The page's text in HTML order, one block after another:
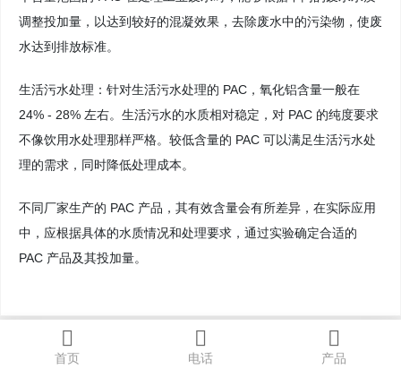
调整投加量，以达到较好的混凝效果，去除废水中的污染物，使废
水达到排放标准。
生活污水处理：针对生活污水处理的 PAC，氧化铝含量一般在
24% - 28% 左右。生活污水的水质相对稳定，对 PAC 的纯度要求
不像饮用水处理那样严格。较低含量的 PAC 可以满足生活污水处
理的需求，同时降低处理成本。
不同厂家生产的 PAC 产品，其有效含量会有所差异，在实际应用
中，应根据具体的水质情况和处理要求，通过实验确定合适的
PAC 产品及其投加量。
首页 电话 产品